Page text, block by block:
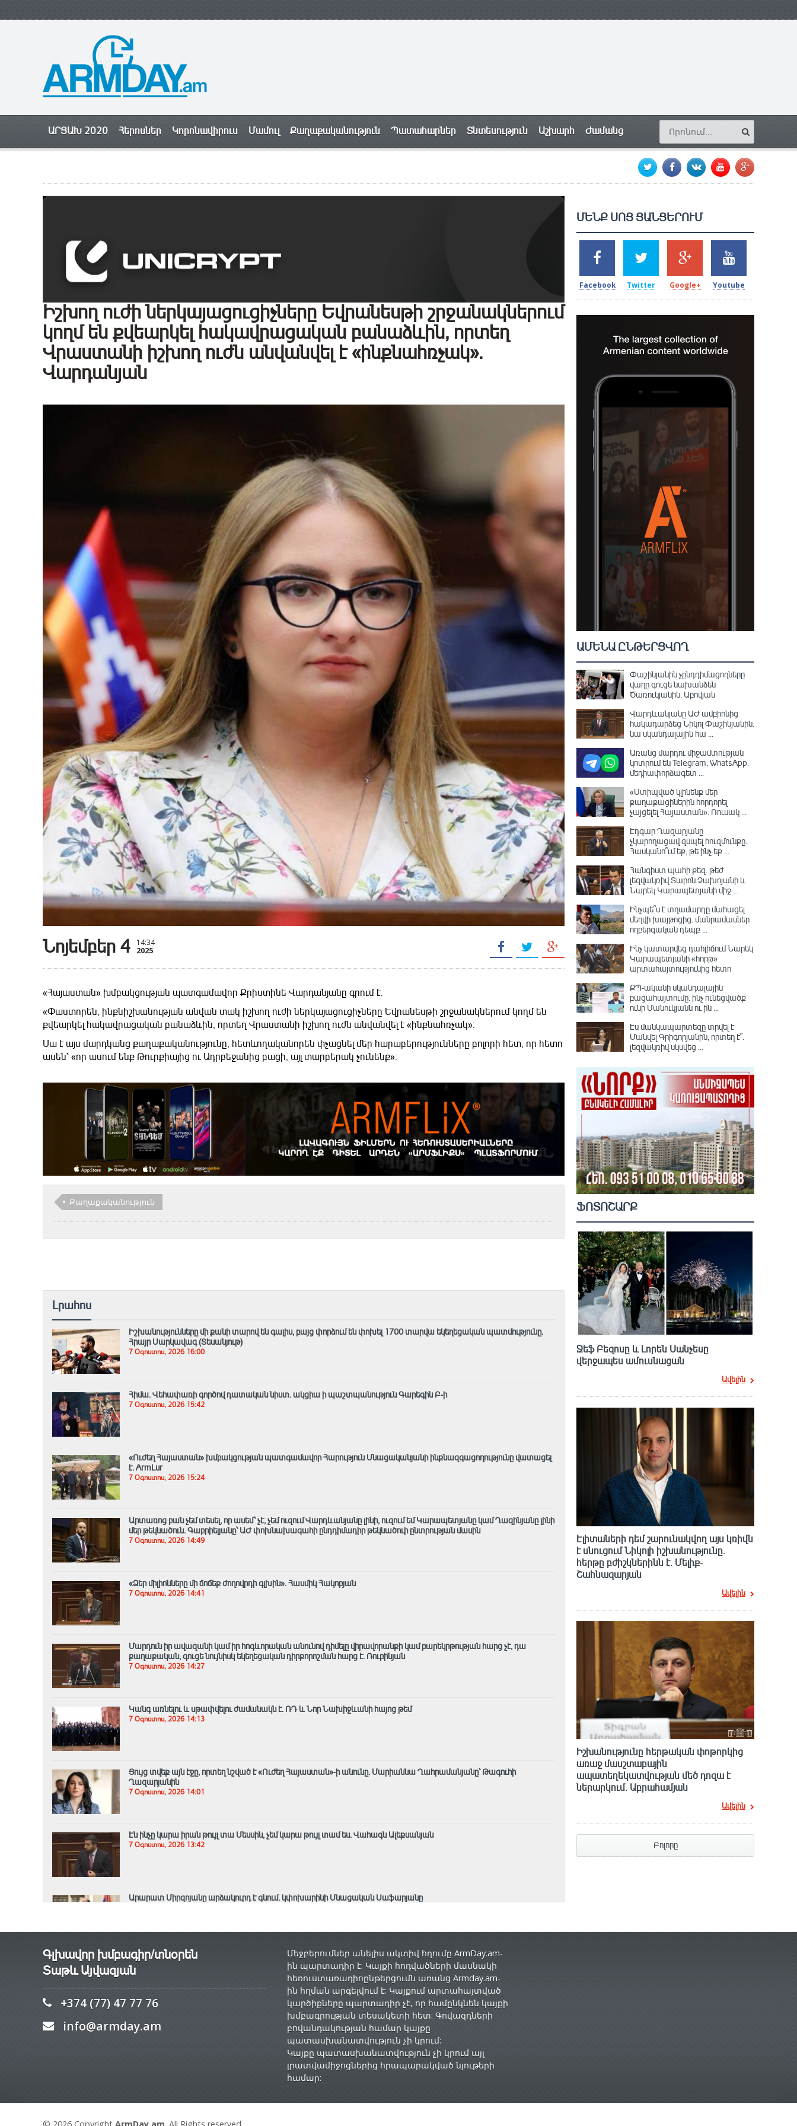
ԱՐՑԱԽ 2020 Հերոսներ Կորոնավիրուս Մամուլ Քաղաքականություն Պատահարներ Տնտեսություն Աշխարհ Ժամանց
Իշխող ուժի ներկայացուցիչները Եվրանեսթի շրջանակներում
կողմ են քվեարկել հակավրացական բանաձևին, որտեղ
Վրաստանի իշխող ուժն անվանվել է «ինքնահռչակ».
Վարդանյան
Նոյեմբեր 4 14:34
2025
«Հայաստան» խմբակցության պատգամավոր Քրիստինե Վարդանյանը գրում է.
«Փաստորեն, ինքնիշխանության անվան տակ իշխող ուժի ներկայացուցիչները Եվրանեսթի շրջանակներում կողմ են
քվեարկել հակավրացական բանաձևին, որտեղ Վրաստանի իշխող ուժն անվանվել է «ինքնահռչակ»:
Սա է այս մարդկանց քաղաքականությունը, հետևողականորեն փչացնել մեր հարաբերությունները բոլորի հետ, որ հետո
ասեն՝ «որ ասում ենք Թուրքիայից ու Ադրբեջանից բացի, այլ տարբերակ չունենք»:
Քաղաքականություն
Լրահոս
Իշխանությունները մի քանի տարով են գալիս, բայց փորձում են փոխել 1700 տարվա եկեղեցական պատմությունը.
Հրայր Սարկավագ (Տեսանյութ)
7 Օգոստոս, 2026 16:00
Հիմա. Վեհափառի գործով դատական նիստ. ակցիա ի պաշտպանություն Գարեգին Բ-ի
7 Օգոստոս, 2026 15:42
«Ուժեղ Հայաստան» խմբակցության պատգամավոր Հարություն Մնացականյանի ինքնազգացողությունը վատացել
է․ ArmLur
7 Օգոստոս, 2026 15:24
Արտառոց բան չեմ տեսել, որ ասեմ՝ չէ, չեմ ուզում Վարդևանյանը լինի, ուզում եմ Կարապետյանը կամ Ղազինյանը լինի
մեր թեկնածուն. Գաբրիելյանը՝ ԱԺ փոխնախագահի ընդդիմադիր թեկնածուի ընտրության մասին
7 Օգոստոս, 2026 14:49
«Ձեր միլիոնները մի ճոճեք ժողովրդի գլխին». Հասմիկ Հակոբյան
7 Օգոստոս, 2026 14:41
Մարդուն իր ավազանի կամ իր հոգևորական անունով դիմելը վիրավորանքի կամ բարեկրթության հարց չէ, դա
քաղաքական, գուցե նույնիսկ եկեղեցական դիրքորոշման հարց է. Ռուբինյան
7 Օգոստոս, 2026 14:27
Կանգ առնելու և սթափվելու ժամանակն է․ ՌԴ և Նոր Նախիջևանի հայոց թեմ
7 Օգոստոս, 2026 14:13
Ցույց տվեք այն էջը, որտեղ նշված է «Ուժեղ Հայաստան»-ի անունը. Մարիաննա Ղահրամանյանը՝ Թագուհի
Ղազարյանին
7 Օգոստոս, 2026 14:01
Էն ինչը կարա իրան թույլ տա Մեսսին, չեմ կարա թույլ տամ ես. Վահագն Ալեքսանյան
7 Օգոստոս, 2026 13:42
Արարատ Միրզոյանը արձակուրդ է գնում. կփոխարինի Մնացական Սաֆարյանը
ՄԵՆՔ ՍՈՑ ՑԱՆՑԵՐՈՒՄ
2k
SHARES
Facebook
1.5k
TWEETS
Twitter
203
SHARES
Google+
620
SHARES
Youtube
ԱՄԵՆԱ ԸՆԹԵՐՑՎՈՂ
Փաշինյանին չընդդիմացողները
վաղը գուցե նախանձեն
Ծառուկյանին. Աբովյան
Վարդևանյանը ԱԺ ամբիոնից
հակադարձեց Նիկոլ Փաշինյանին․
նա սկանդալային հա ...
Առանց մարդու միջամտության
կոտրում են Telegram, WhatsApp․
մեդիափորձագետ ...
«Ստիպված կլինենք մեր
քաղաքացիներին հորդորել
չայցելել Հայաստան»․ Ռուսակ ...
Էդգար Ղազարյանը
չկարողացավ զսպել հուզմունքը.
Հասկանո՞ւմ եք, թե ինչ եք ...
Հանգիստ պահի քեզ. թեժ
լեզվակռիվ Տարոն Չախոյանի և
Նարեկ Կարապետյանի միջ ...
Ինչպե՞ս է տղամարդը մահացել
մեղվի խայթոցից. մանրամասներ
ողբերգական դեպք ...
Ինչ կատարվեց դահլիճում Նարեկ
Կարապետյանի «հորթ»
արտահայտությունից հետո
ՔՊ-ականի սկանդալային
բացահայտումը․ ինչ ունեցվածք
ունի Մանուկյանն ու ին ...
Էս մանկապարտեզը տրվել է
Մանվել Գրիգորյանին, որտեղ է՞․
լեզվակռիվ սկսվեց ...
ՖՈՏՈՇԱՐՔ
Ջեֆ Բեզոսը և Լորեն Սանչեսը
վերջապես ամուսնացան
Ավելին
Էլիտաների դեմ շարունակվող այս կռիվն
է սնուցում Նիկոլի իշխանությունը.
հերթը բժիշկներինն է. Մելիք-
Շահնազարյան
Ավելին
Իշխանությունը հերթական փոթորկից
առաջ մասշտաբային
ապատեղեկատվության մեծ դnզա է
ներարկում․ Աբրահամյան
Ավելին
Բոլորը
Գլխավոր խմբագիր/տնօրեն
Տաթև Այվազյան
+374 (77) 47 77 76
info@armday.am
Մեջբերումներ անելիս ակտիվ հղումը ArmDay.am-
ին պարտադիր է: Կայքի հոդվածների մասնակի
հեռուստառադիոընթերցումն առանց Armday.am-
ին հղման արգելվում է: Կայքում արտահայտված
կարծիքները պարտադիր չէ, որ համընկնեն կայքի
խմբագրության տեսակետի հետ: Գովազդների
բովանդակության համար կայքը
պատասխանատվություն չի կրում:
Կայքը պատասխանատվություն չի կրում այլ
լրատվամիջոցներից հրապարակված նյութերի
համար: